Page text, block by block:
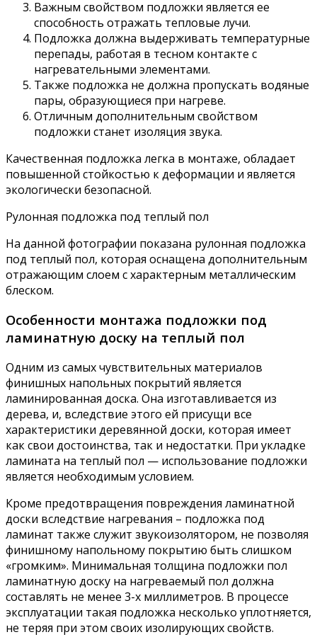
Важным свойством подложки является ее
способность отражать тепловые лучи.
Подложка должна выдерживать температурные
перепады, работая в тесном контакте с
нагревательными элементами.
Также подложка не должна пропускать водяные
пары, образующиеся при нагреве.
Отличным дополнительным свойством
подложки станет изоляция звука.
Качественная подложка легка в монтаже, обладает
повышенной стойкостью к деформации и является
экологически безопасной.
Рулонная подложка под теплый пол
На данной фотографии показана рулонная подложка
под теплый пол, которая оснащена дополнительным
отражающим слоем с характерным металлическим
блеском.
Особенности монтажа подложки под
ламинатную доску на теплый пол
Одним из самых чувствительных материалов
финишных напольных покрытий является
ламинированная доска. Она изготавливается из
дерева, и, вследствие этого ей присущи все
характеристики деревянной доски, которая имеет
как свои достоинства, так и недостатки. При укладке
ламината на теплый пол — использование подложки
является необходимым условием.
Кроме предотвращения повреждения ламинатной
доски вследствие нагревания – подложка под
ламинат также служит звукоизолятором, не позволяя
финишному напольному покрытию быть слишком
«громким». Минимальная толщина подложки пол
ламинатную доску на нагреваемый пол должна
составлять не менее 3-х миллиметров. В процессе
эксплуатации такая подложка несколько уплотняется,
не теряя при этом своих изолирующих свойств.